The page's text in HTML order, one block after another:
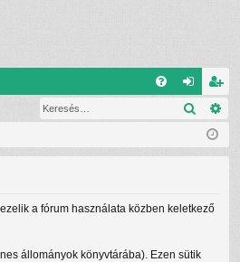
el eg
is
a fórum használata közben keletkező
állományok könyvtárába). Ezen sütik